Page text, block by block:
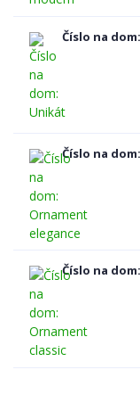
Číslo na
Číslo na
Číslo na